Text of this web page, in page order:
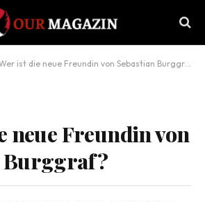
ist die neue Freundin von Sebastian Burggraf?
neue Freundin von
Burggraf?